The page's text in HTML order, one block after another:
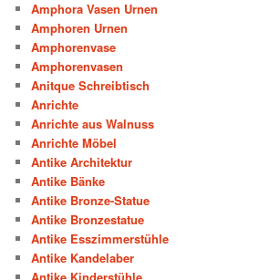
Amphora Vasen Urnen
Amphoren Urnen
Amphorenvase
Amphorenvasen
Anitque Schreibtisch
Anrichte
Anrichte aus Walnuss
Anrichte Möbel
Antike Architektur
Antike Bänke
Antike Bronze-Statue
Antike Bronzestatue
Antike Esszimmerstühle
Antike Kandelaber